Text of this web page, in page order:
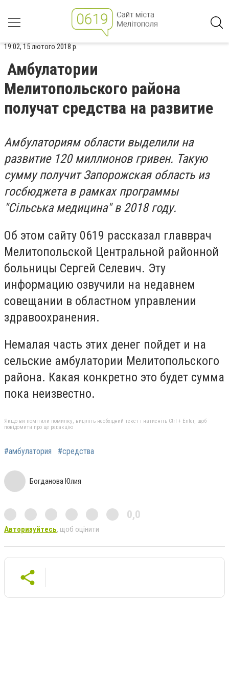
19:02, 15 лютого 2018 р.
Амбулатории
Мелитопольского района
получат средства на развитие
Амбулаториям области выделили на
развитие 120 миллионов гривен. Такую
сумму получит Запорожская область из
госбюджета в рамках программы
"Сільська медицина" в 2018 году.
Об этом сайту 0619 рассказал главврач
Мелитопольской Центральной районной
больницы Сергей Селевич. Эту
информацию озвучили на недавнем
совещании в областном управлении
здравоохранения.
Немалая часть этих денег пойдет и на
сельские амбулатории Мелитопольского
района. Какая конкретно это будет сумма
пока неизвестно.
Якщо ви помітили помилку, виділіть необхідний текст і натисніть Ctrl + Enter, щоб
повідомити про це редакцію
#амбулатория #средства
Богданова Юлия
0,0
Авторизуйтесь, щоб оцінити